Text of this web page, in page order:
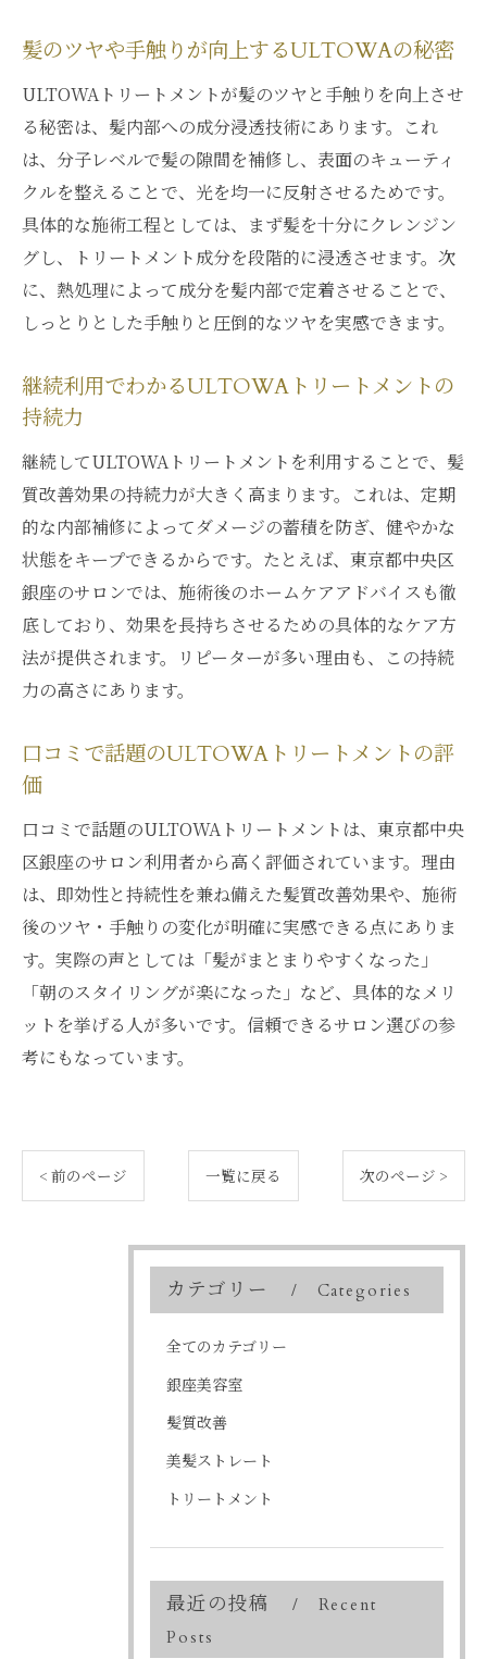
髪のツヤや手触りが向上するULTOWAの秘密
ULTOWAトリートメントが髪のツヤと手触りを向上させ
る秘密は、髪内部への成分浸透技術にあります。これ
は、分子レベルで髪の隙間を補修し、表面のキューティ
クルを整えることで、光を均一に反射させるためです。
具体的な施術工程としては、まず髪を十分にクレンジン
グし、トリートメント成分を段階的に浸透させます。次
に、熱処理によって成分を髪内部で定着させることで、
しっとりとした手触りと圧倒的なツヤを実感できます。
継続利用でわかるULTOWAトリートメントの
持続力
継続してULTOWAトリートメントを利用することで、髪
質改善効果の持続力が大きく高まります。これは、定期
的な内部補修によってダメージの蓄積を防ぎ、健やかな
状態をキープできるからです。たとえば、東京都中央区
銀座のサロンでは、施術後のホームケアアドバイスも徹
底しており、効果を長持ちさせるための具体的なケア方
法が提供されます。リピーターが多い理由も、この持続
力の高さにあります。
口コミで話題のULTOWAトリートメントの評
価
口コミで話題のULTOWAトリートメントは、東京都中央
区銀座のサロン利用者から高く評価されています。理由
は、即効性と持続性を兼ね備えた髪質改善効果や、施術
後のツヤ・手触りの変化が明確に実感できる点にありま
す。実際の声としては「髪がまとまりやすくなった」
「朝のスタイリングが楽になった」など、具体的なメリ
ットを挙げる人が多いです。信頼できるサロン選びの参
考にもなっています。
< 前のページ 一覧に戻る 次のページ >
カテゴリー Categories
全てのカテゴリー
銀座美容室
髪質改善
美髪ストレート
トリートメント
最近の投稿
Recent
Posts